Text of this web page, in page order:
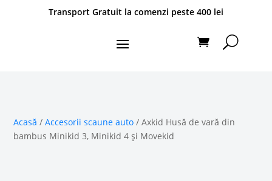
Transport Gratuit la comenzi peste 400 lei
Acasă /Accesorii scaune auto / Axkid Husă de vară din
bambus Minikid 3, Minikid 4 și Movekid